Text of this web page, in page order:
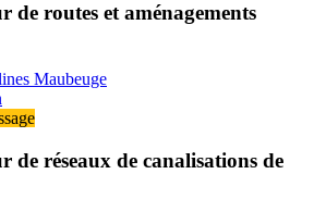
de routes et aménagements
Maubeuge
de réseaux de canalisations de